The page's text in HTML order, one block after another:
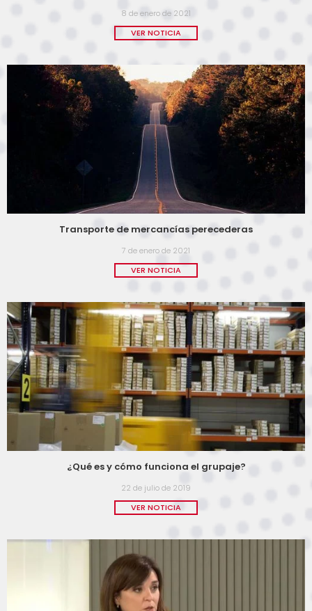
8 de enero de 2021
VER NOTICIA
Transporte de mercancías perecederas
7 de enero de 2021
VER NOTICIA
¿Qué es y cómo funciona el grupaje?
22 de julio de 2019
VER NOTICIA